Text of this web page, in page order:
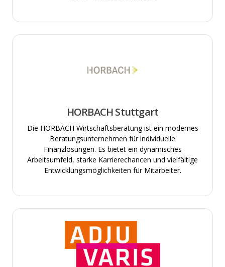
HORBACH Stuttgart
Die HORBACH Wirtschaftsberatung ist ein modernes
Beratungsunternehmen für individuelle
Finanzlösungen. Es bietet ein dynamisches
Arbeitsumfeld, starke Karrierechancen und vielfältige
Entwicklungsmöglichkeiten für Mitarbeiter.